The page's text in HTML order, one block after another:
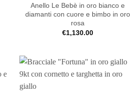
Anello Le Bebè in oro bianco e
diamanti con cuore e bimbo in oro
rosa
€1,130.00